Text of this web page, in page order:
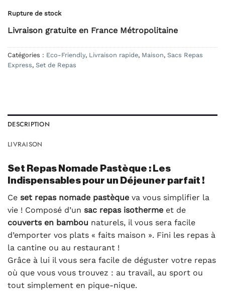
Rupture de stock
Livraison gratuite en France Métropolitaine
Catégories : Eco-Friendly, Livraison rapide, Maison, Sacs Repas
Express, Set de Repas
DESCRIPTION
LIVRAISON
Set Repas Nomade Pastèque : Les
Indispensables pour un Déjeuner parfait !
Ce set repas nomade pastèque va vous simplifier la
vie ! Composé d’un sac repas isotherme et de
couverts en bambou naturels, il vous sera facile
d’emporter vos plats « faits maison ». Fini les repas à
la cantine ou au restaurant !
Grâce à lui il vous sera facile de déguster votre repas
où que vous vous trouvez : au travail, au sport ou
tout simplement en pique-nique.